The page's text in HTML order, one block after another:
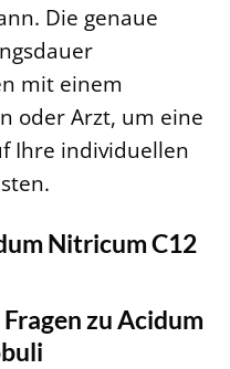
Die genaue
mit einem
oder Arzt, um eine
Ihre individuellen
Nitricum C12
zu Acidum